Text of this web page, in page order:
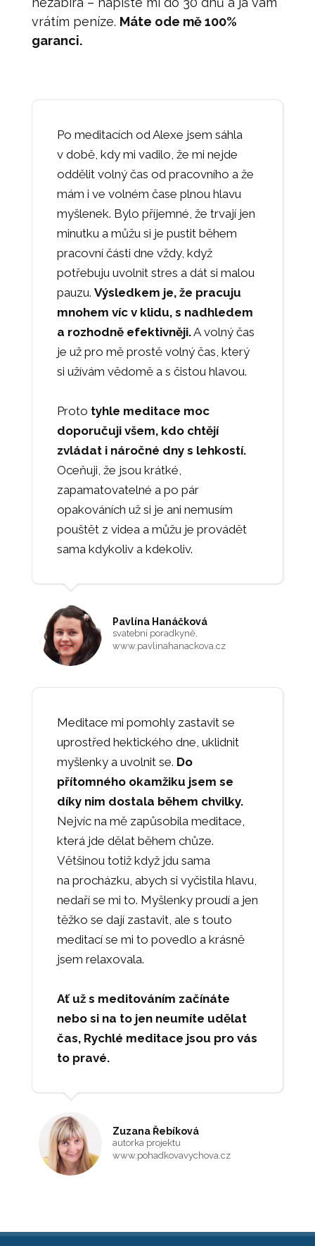
vrátím peníze. Máte ode mě 100%
garanci.
Po meditacích od Alexe jsem sáhla
v době, kdy mi vadilo, že mi nejde
oddělit volný čas od pracovního a že
mám i ve volném čase plnou hlavu
myšlenek. Bylo příjemné, že trvají jen
minutku a můžu si je pustit během
pracovní části dne vždy, když
potřebuju uvolnit stres a dát si malou
pauzu. Výsledkem je, že pracuju
mnohem víc v klidu, s nadhledem
a rozhodně efektivněji.A volný čas
je už pro mě prostě volný čas, který
si užívám vědomě a s čistou hlavou.
Proto tyhle meditace moc
doporučuji všem, kdo chtějí
zvládat i náročné dny s lehkostí.
Oceňuji, že jsou krátké,
zapamatovatelné a po pár
opakováních už si je ani nemusím
pouštět z videa a můžu je provádět
sama kdykoliv a kdekoliv.
Pavlína Hanáčková
svatební poradkyně,
www.pavlinahanackova.cz
Meditace mi pomohly zastavit se
uprostřed hektického dne, uklidnit
myšlenky a uvolnit se. Do
přítomného okamžiku jsem se
díky nim dostala během chvilky.
Nejvíc na mě zapůsobila meditace,
která jde dělat během chůze.
Většinou totiž když jdu sama
na procházku, abych si vyčistila hlavu,
nedaří se mi to. Myšlenky proudí a jen
těžko se dají zastavit, ale s touto
meditací se mi to povedlo a krásně
jsem relaxovala.
Ať už s meditováním začínáte
nebo si na to jen neumíte udělat
čas, Rychlé meditace jsou pro vás
to pravé.
Zuzana Řebíková
autorka projektu
www.pohadkovavychova.cz